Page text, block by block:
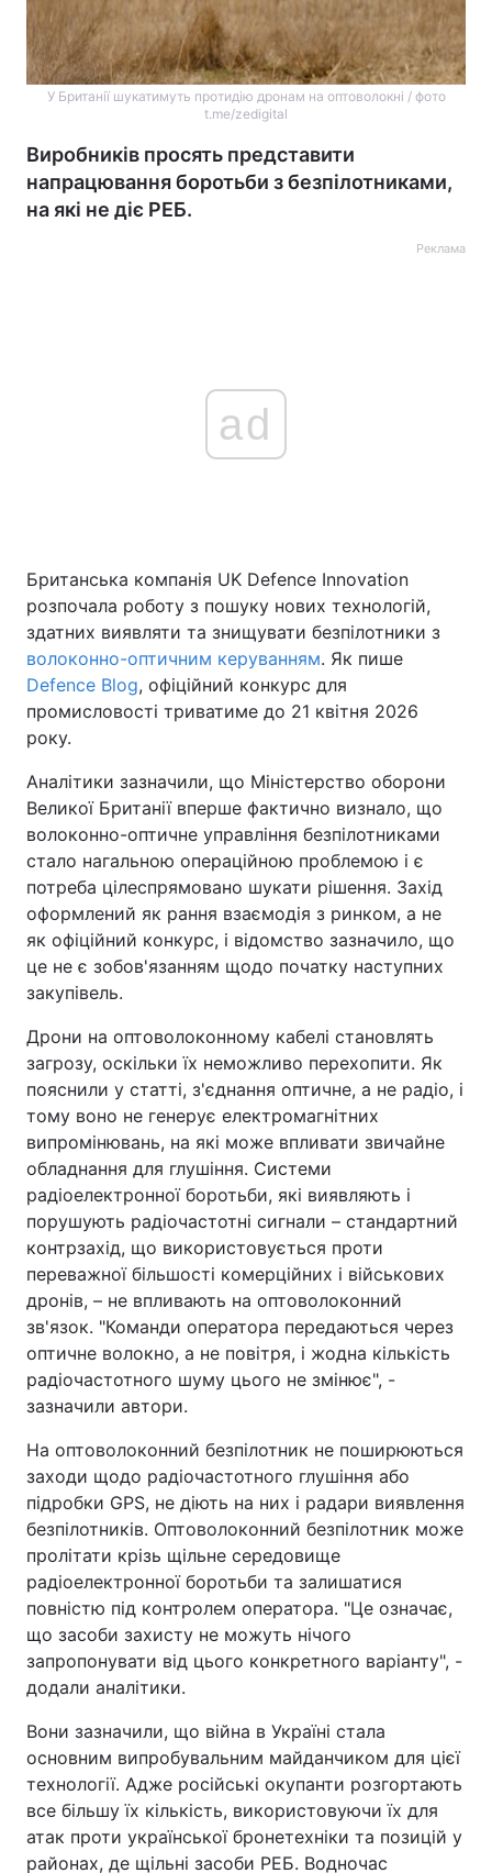
У Британії шукатимуть протидію дронам на оптоволокні / фото
t.me/zedigital
Виробників просять представити
напрацювання боротьби з безпілотниками,
на які не діє РЕБ.
Реклама
ad
Британська компанія UK Defence Innovation
розпочала роботу з пошуку нових технологій,
здатних виявляти та знищувати безпілотники з
волоконно-оптичним керуванням. Як пише
Defence Blog, офіційний конкурс для
промисловості триватиме до 21 квітня 2026
року.
Аналітики зазначили, що Міністерство оборони
Великої Британії вперше фактично визнало, що
волоконно-оптичне управління безпілотниками
стало нагальною операційною проблемою і є
потреба цілеспрямовано шукати рішення. Захід
оформлений як рання взаємодія з ринком, а не
як офіційний конкурс, і відомство зазначило, що
це не є зобов'язанням щодо початку наступних
закупівель.
Дрони на оптоволоконному кабелі становлять
загрозу, оскільки їх неможливо перехопити. Як
пояснили у статті, з'єднання оптичне, а не радіо, і
тому воно не генерує електромагнітних
випромінювань, на які може впливати звичайне
обладнання для глушіння. Системи
радіоелектронної боротьби, які виявляють і
порушують радіочастотні сигнали – стандартний
контрзахід, що використовується проти
переважної більшості комерційних і військових
дронів, – не впливають на оптоволоконний
зв'язок. "Команди оператора передаються через
оптичне волокно, а не повітря, і жодна кількість
радіочастотного шуму цього не змінює", -
зазначили автори.
На оптоволоконний безпілотник не поширюються
заходи щодо радіочастотного глушіння або
підробки GPS, не діють на них і радари виявлення
безпілотників. Оптоволоконний безпілотник може
пролітати крізь щільне середовище
радіоелектронної боротьби та залишатися
повністю під контролем оператора. "Це означає,
що засоби захисту не можуть нічого
запропонувати від цього конкретного варіанту", -
додали аналітики.
Вони зазначили, що війна в Україні стала
основним випробувальним майданчиком для цієї
технології. Адже російські окупанти розгортають
все більшу їх кількість, використовуючи їх для
атак проти української бронетехніки та позицій у
районах, де щільні засоби РЕБ. Водночас